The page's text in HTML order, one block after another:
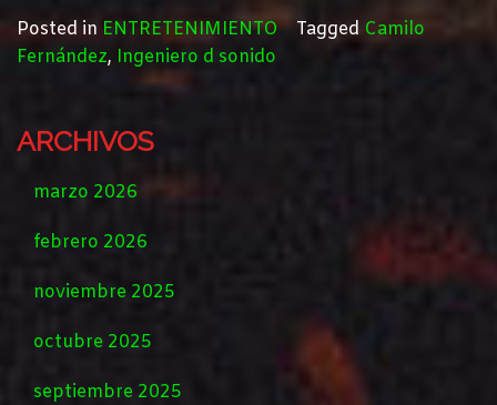
Posted in ENTRETENIMIENTO Tagged Camilo
Fernández, Ingeniero d sonido
ARCHIVOS
marzo 2026
febrero 2026
noviembre 2025
octubre 2025
septiembre 2025